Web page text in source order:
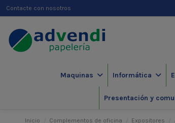
Contacte con nosotros
Maquinas Informática
Presentación y
Inicio Complementos de oficina Expositores